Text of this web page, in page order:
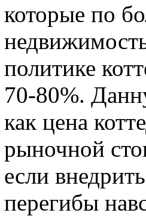
которые по
политике
70-80%.
как цена
рыночной
если
перегибы